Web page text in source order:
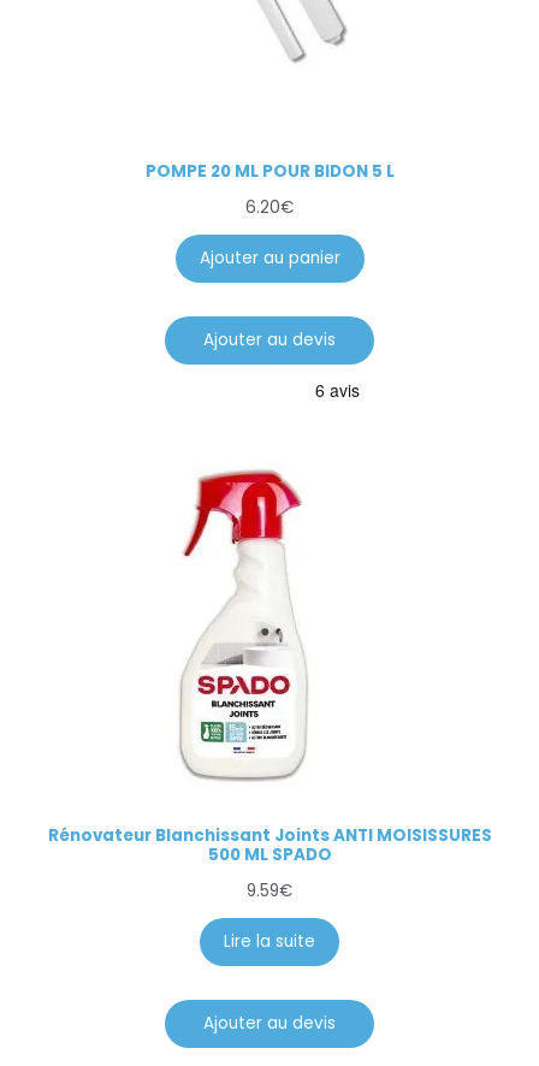
POMPE 20 ML POUR BIDON 5 L
6.20€
Ajouter au panier
Ajouter au devis
Rénovateur Blanchissant Joints ANTI MOISISSURES
500 ML SPADO
9.59€
Lire la suite
Ajouter au devis